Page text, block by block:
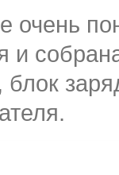
очень
и
блок